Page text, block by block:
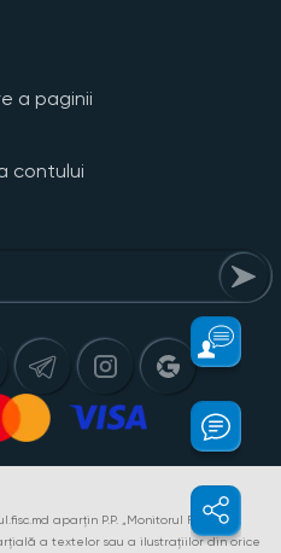
a paginii
contului
aparțin P.P. „Monitorul Fiscal
a textelor sau a ilustrațiilor din orice